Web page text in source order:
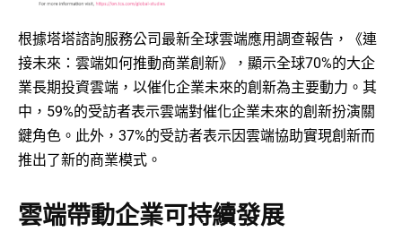
根據塔塔諮詢服務公司最新全球雲端應用調查報告，《連
接未來：雲端如何推動商業創新》，顯示全球70%的大企
業長期投資雲端，以催化企業未來的創新為主要動力。其
中，59%的受訪者表示雲端對催化企業未來的創新扮演關
鍵角色。此外，37%的受訪者表示因雲端協助實現創新而
推出了新的商業模式。
雲端帶動企業可持續發展